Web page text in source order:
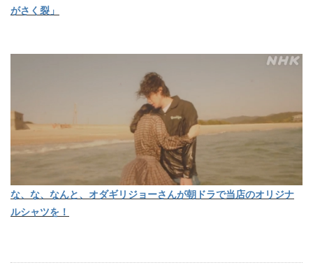
がさく裂」
な、な、なんと、オダギリジョーさんが朝ドラで当店のオリジナ
ルシャツを！